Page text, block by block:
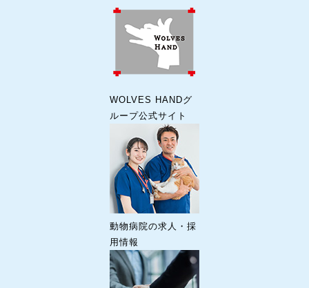
WOLVES HANDグ
ループ公式サイト
動物病院の求人・採
用情報